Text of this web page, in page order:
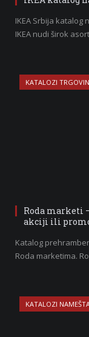
IKEA Srbija katalog
IKEA nudi širok
KATALOZI
Roda marketi
akciji ili
Katalog
Roda marketima.
KATALOZI